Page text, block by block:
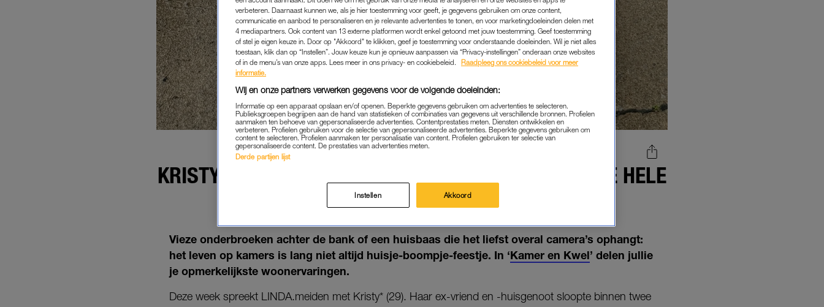
KRISTY'S ROOMIE WILDE DE KATTENBAK LEGEN: 'DE HELE
BADKAMER STOND BLANK'
REAL LIFE|KAMER EN KWEL
20-11-2024 | ANNE SCHIPHOF
Vieze onderbroeken achter de bank of een huisbaas die het liefst overal camera’s ophangt:
het leven op kamers is lang niet altijd huisje-boompje-feestje. In ‘Kamer en Kwel’ delen jullie
je opmerkelijkste woonervaringen.
Deze week spreekt LINDA.meiden met Kristy* (29). Haar ex-vriend en -huisgenoot sloopte binnen twee
verbeteren. Daarnaast kunnen we, als je hier toestemming voor geeft, je gegevens gebruiken om onze content,
communicatie en aanbod te personaliseren en je relevante advertenties te tonen, en voor marketingdoeleinden delen met
4 mediapartners. Ook content van 13 externe platformen wordt enkel getoond met jouw toestemming. Geef toestemming
of stel je eigen keuze in. Door op "Akkoord" te klikken, geef je toestemming voor onderstaande doeleinden. Wil je niet alles
toestaan, klik dan op “Instellen”. Jouw keuze kun je opnieuw aanpassen via “Privacy-instellingen” onderaan onze websites
of in de menu’s van onze apps. Lees meer in ons privacy- en cookiebeleid.
Raadpleeg ons cookiebeleid voor meer
informatie.
Wij en onze partners verwerken gegevens voor de volgende doeleinden:
Informatie op een apparaat opslaan en/of openen. Beperkte gegevens gebruiken om advertenties te selecteren.
Publieksgroepen begrijpen aan de hand van statistieken of combinaties van gegevens uit verschillende bronnen. Profielen
aanmaken ten behoeve van gepersonaliseerde advertenties. Contentprestaties meten. Diensten ontwikkelen en
verbeteren. Profielen gebruiken voor de selectie van gepersonaliseerde advertenties. Beperkte gegevens gebruiken om
content te selecteren. Profielen aanmaken ter personalisatie van content. Profielen gebruiken ter selectie van
gepersonaliseerde content. De prestaties van advertenties meten.
Derde partijen lijst
Instellen Akkoord